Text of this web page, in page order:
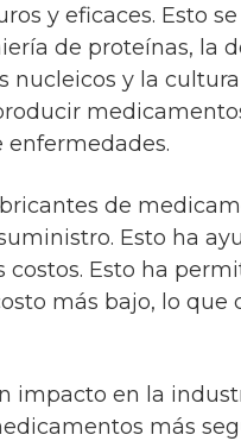
y eficaces. Esto
de proteínas, la
y la
enfermedades.
de
Esto ha
Esto ha
más bajo, lo que
impacto en la
más